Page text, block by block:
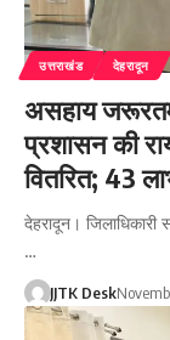
उत्तराखंड देहरादून
असहाय
प्रशासन की
वितरित; 43
देहरादून।
…
JJTK Desk